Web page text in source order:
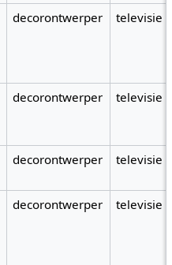
decorontwerper televisie
decorontwerper televisie
decorontwerper televisie
decorontwerper televisie